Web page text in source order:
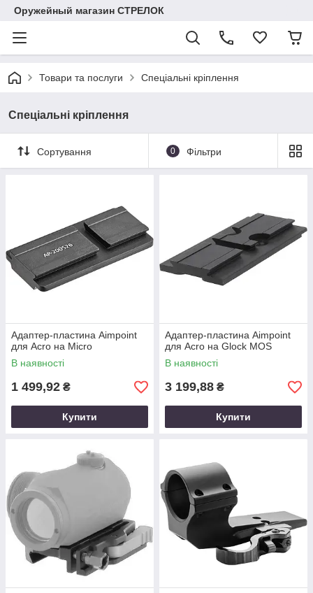
Оружейный магазин СТРЕЛОК
Товари та послуги Спеціальні кріплення
Спеціальні кріплення
Сортування 0 Фільтри
Адаптер-пластина Aimpoint
для Acro на Micro
В наявності
1 499,92 ₴
Купити
Адаптер-пластина Aimpoint
для Acro на Glock MOS
В наявності
3 199,88 ₴
Купити